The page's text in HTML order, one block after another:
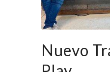
Nuevo